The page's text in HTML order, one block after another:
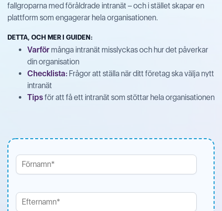
fallgroparna med föråldrade intranät – och i stället skapar en
plattform som engagerar hela organisationen.
DETTA, OCH MER I GUIDEN:
Varför många intranät misslyckas och hur det påverkar
din organisation
Checklista: Frågor att ställa när ditt företag ska välja nytt
intranät
Tipsför att få ett intranät som stöttar hela organisationen